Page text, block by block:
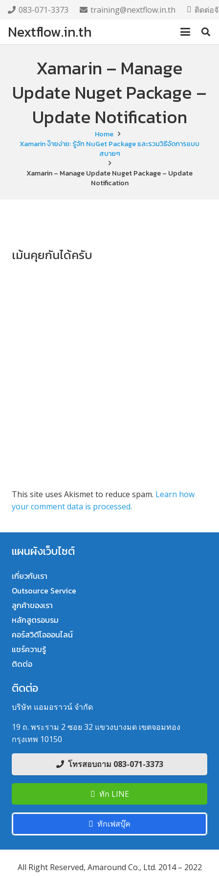
083-071-3373 training@nextflow.in.th ติดต่อ
Nextflow.in.th
Xamarin – Manage
Update Nuget Package –
Update Notification
Home
Xamarin ง๊ายง่าย: รู้จัก NuGet Package และรวมวิธีจัดการแบบ
สบายๆ
Xamarin – Manage Update Nuget Package – Update
Notification
เม้นคุยกันได้ครับ
This site uses Akismet to reduce spam. Learn how
your comment data is processed.
แผนผังเว็บไซต์
เกี่ยวกับเรา
Outsource Service
ลูกค้าของเรา
หลักสูตรอบรม
คอร์สวิดีโอออนไลน์
แชร์ความรู้
ติดต่อ
ติดต่อ
บริษัท แอมอราวน์ จำกัด
19 ถ. พระราม 2 ซอย 32 แขวงบางมด เขตจอมทอง
กรุงเทพ 10150
โทรสอบถาม 083-071-3373
ทัก LINE
ทักเฟสบุ๊ค
All Right Reserved, Amaround Co., Ltd. 2014 – 2022